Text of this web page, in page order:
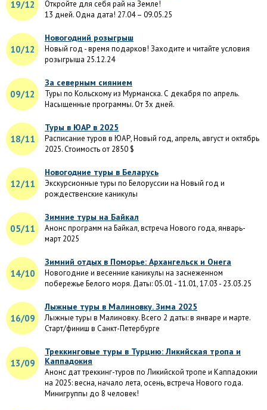
19/12
Откройте для себя рай на Земле!
13 дней. Одна дата! 27.04 – 09.05.25
10/12
Новогодний розыгрыш
Новый год - время подарков! Заходите и читайте условия
розыгрыша 25.12.24
09/12
За северным сиянием
Туры по Кольскому из Мурманска. С декабря по апрель.
Насыщенные программы. От 3х дней.
18/11
Туры в ЮАР в 2025
Расписание туров в ЮАР, Новый год, апрель, август и октябрь
2025. Стоимость от 2850 $
12/11
Новогодние туры в Беларусь
Экскурсионные туры по Белоруссии на Новый год и
рождественские каникулы
05/11
Зимние туры на Байкал
Анонс программ на Байкал, встреча Нового года, январь-
март 2025
14/10
Зимний отдых в Поморье: Архангельск и Онега
Новогодние и весенние каникулы на заснеженном
побережье Белого моря. Даты: 05.01 - 11.01, 17.03 - 23.03.25
16/09
Лыжные туры в Малиновку. Зима 2025
Лыжные туры в Малиновку. Всего 2 даты: в январе и марте.
Старт/финиш в Санкт-Петербурге
13/09
Треккинговые туры в Турцию: Ликийская тропа и
Каппадокия
Анонс дат треккинг-туров по Ликийской тропе и Каппадокии
на 2025: весна, начало лета, осень, встреча Нового года.
Минигруппы до 8 человек!